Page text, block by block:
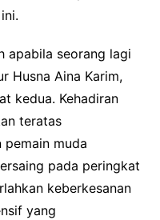
apabila seorang lagi
Husna Aina Karim,
kedua. Kehadiran
teratas
pemain muda
pada peringkat
keberkesanan
yang